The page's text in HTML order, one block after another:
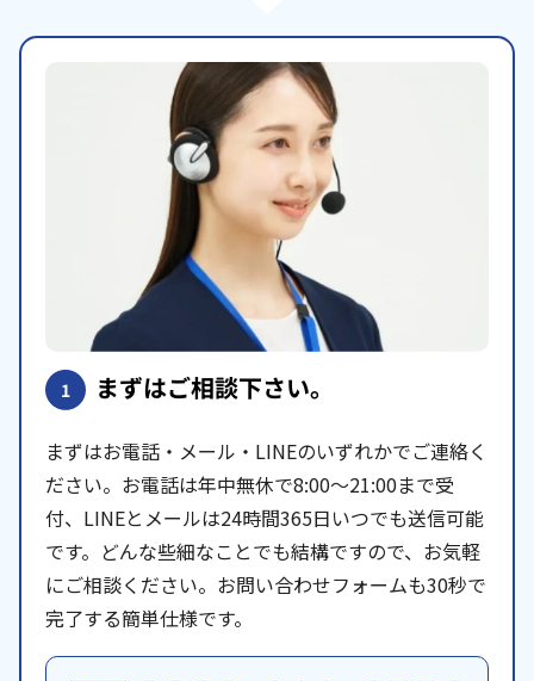
1 まずはご相談下さい。
まずはお電話・メール・LINEのいずれかでご連絡く
ださい。お電話は年中無休で8:00〜21:00まで受
付、LINEとメールは24時間365日いつでも送信可能
です。どんな些細なことでも結構ですので、お気軽
にご相談ください。お問い合わせフォームも30秒で
完了する簡単仕様です。